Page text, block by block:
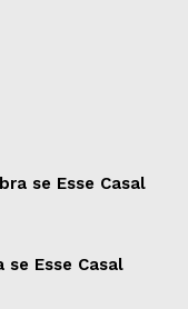
se Esse Casal
se Esse Casal